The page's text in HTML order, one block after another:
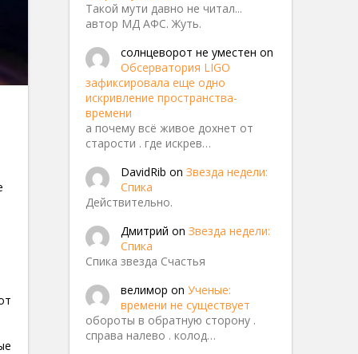
Такой мути давно не читал...
автор МД АФС. Жуть.
солнцеворот не уместен on
Обсерватория LIGO
зафиксировала еще одно
искривление пространства-
времени
а почему всё живое дохнет от
старости . где искрев…
DavidRib on Звезда недели:
Спика
Действительно.
Дмитрий on Звезда недели:
Спика
Спика звезда Счастья
велимор on Ученые:
времени не существует
обороты в обратную сторону .
справа налево . колод…